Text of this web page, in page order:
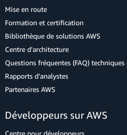
Mise en route
Formation et certification
Bibliothèque de solutions AWS
Centre d'architecture
Questions fréquentes (FAQ)
Rapports d'analystes
Partenaires AWS
Développeurs sur AWS
Centre pour développeurs